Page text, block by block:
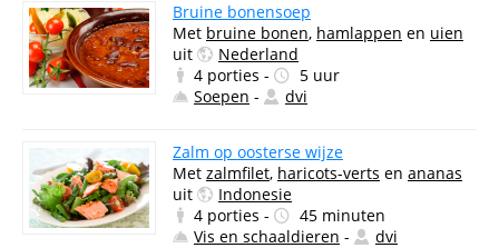
Bruine bonensoep
Met bruine bonen, hamlappen en uien
uit
Nederland
4 porties -
5 uur
Soepen - dvi
Zalm op oosterse wijze
Met zalmfilet, haricots-verts en ananas
uit
Indonesie
4 porties -
45 minuten
Vis en schaaldieren - dvi